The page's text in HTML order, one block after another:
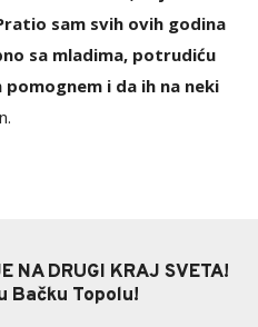
sam svih ovih godina
sa mladima, potrudiću
i da ih na neki
NA DRUGI KRAJ SVETA!
Bačku Topolu!